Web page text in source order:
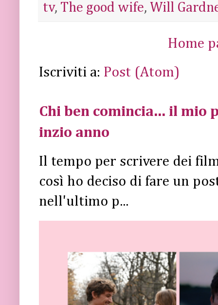
tv, The good wife, Will
Home
Iscriviti a: Post (Atom)
Chi ben comincia... il
inzio anno
Il tempo per scrivere dei
così ho deciso di fare un
nell'ultimo p...